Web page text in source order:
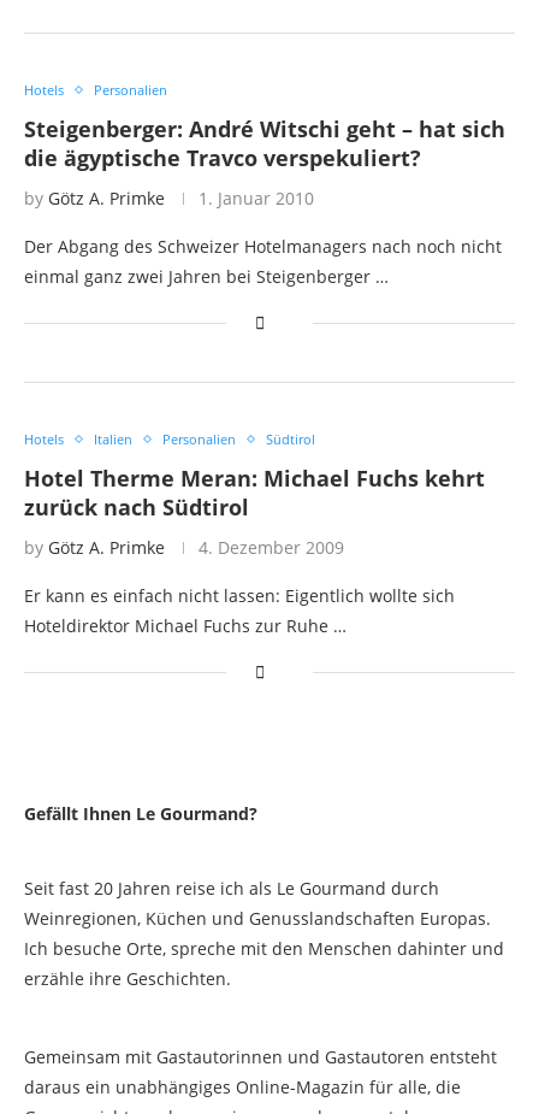
Hotels Personalien
Steigenberger: André Witschi geht – hat sich
die ägyptische Travco verspekuliert?
by Götz A. Primke 1. Januar 2010
Der Abgang des Schweizer Hotelmanagers nach noch nicht
einmal ganz zwei Jahren bei Steigenberger …
Hotels Italien Personalien Südtirol
Hotel Therme Meran: Michael Fuchs kehrt
zurück nach Südtirol
by Götz A. Primke 4. Dezember 2009
Er kann es einfach nicht lassen: Eigentlich wollte sich
Hoteldirektor Michael Fuchs zur Ruhe …
Gefällt Ihnen Le Gourmand?
Seit fast 20 Jahren reise ich als Le Gourmand durch
Weinregionen, Küchen und Genusslandschaften Europas.
Ich besuche Orte, spreche mit den Menschen dahinter und
erzähle ihre Geschichten.
Gemeinsam mit Gastautorinnen und Gastautoren entsteht
daraus ein unabhängiges Online-Magazin für alle, die